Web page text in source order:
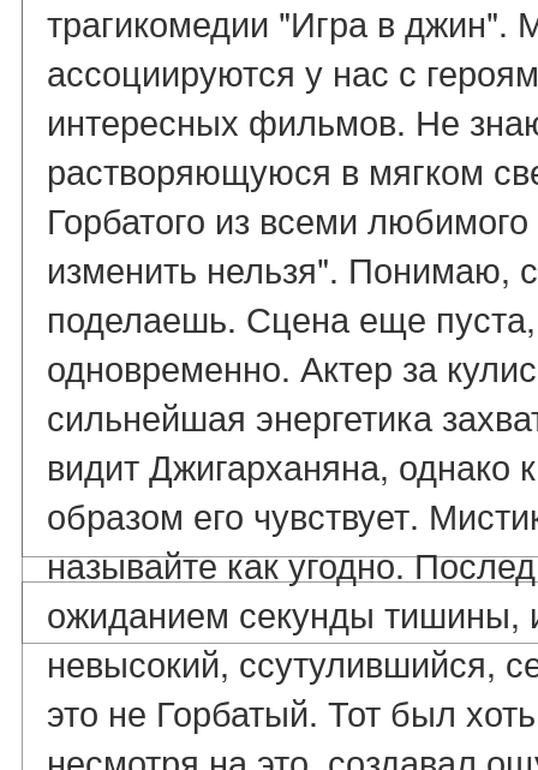
трагикомедии "Игра в джин".
ассоциируются у нас с
интересных фильмов. Не
растворяющуюся в мягком
Горбатого из всеми
изменить нельзя". Понимаю,
поделаешь. Сцена еще
одновременно. Актер за
сильнейшая энергетика
видит Джигарханяна,
образом его чувствует.
называйте как угодно.
ожиданием секунды тишины,
невысокий, ссутулившийся,
это не Горбатый. Тот был